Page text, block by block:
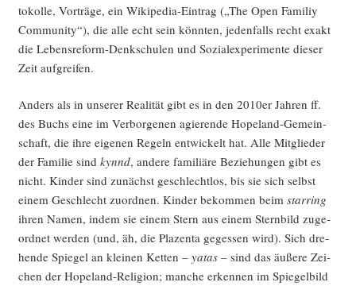
to­kol­le, Vor­trä­ge, ein Wiki­pe­dia-Ein­trag („The Open Fami­liy
Com­mu­ni­ty“), die alle echt sein könn­ten, jeden­falls recht exakt
die Lebens­re­form-Denk­schu­len und Sozi­al­ex­pe­ri­men­te die­ser
Zeit aufgreifen.
Anders als in unse­rer Rea­li­tät gibt es in den 2010er Jah­ren ff.
des Buchs eine im Ver­bor­ge­nen agie­ren­de Hope­land-Gemein­
schaft, die ihre eige­nen Regeln ent­wi­ckelt hat. Alle Mit­glie­der
der Fami­lie sind kynnd, ande­re fami­liä­re Bezie­hun­gen gibt es
nicht. Kin­der sind zunächst geschlecht­los, bis sie sich selbst
einem Geschlecht zuord­nen. Kin­der bekom­men beim star­ring
ihren Namen, indem sie einem Stern aus einem Stern­bild zuge­
ord­net wer­den (und, äh, die Pla­zen­ta geges­sen wird). Sich dre­
hen­de Spie­gel an klei­nen Ket­ten – yatas– sind das äuße­re Zei­
chen der Hope­land-Reli­gi­on; man­che erken­nen im Spie­gel­bild